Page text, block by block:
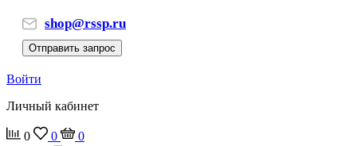
shop@rssp.ru
Отправить запрос
Войти
Личный кабинет
0 0
0